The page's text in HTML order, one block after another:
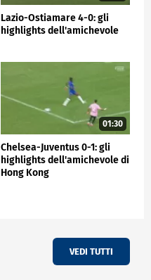
Lazio-Ostiamare 4-0: gli
highlights dell'amichevole
01:30
Chelsea-Juventus 0-1: gli
highlights dell'amichevole di
Hong Kong
VEDI TUTTI